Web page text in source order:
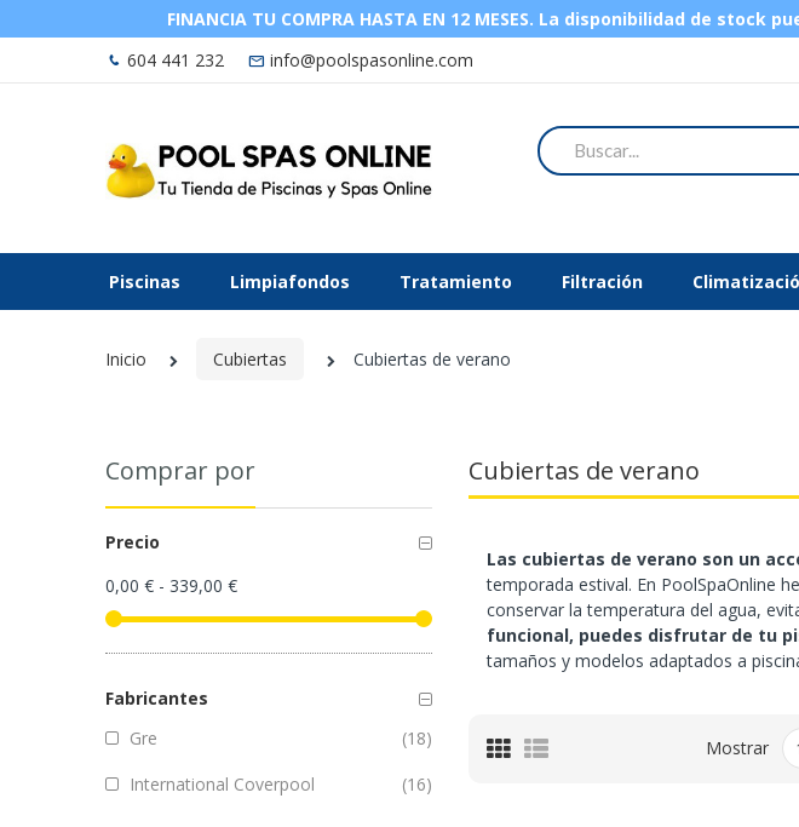
FINANCIA TU COMPRA HASTA EN 12 MESES. La disponibilidad de stock
604 441 232
info@poolspasonline.com
Buscar
Piscinas Limpiafondos Tratamiento Filtración
Inicio Cubiertas Cubiertas de verano
Cubiertas de verano
Las cubiertas de verano son un
temporada estival. En PoolSpaOnline
conservar la temperatura del agua,
funcional, puedes disfrutar de tu
tamaños y modelos adaptados a
ParrillaLista Mostrar
Comprar por
Precio
0,00 € - 339,00 €
Fabricantes
Gre
18artículos
International Coverpool 16artículos